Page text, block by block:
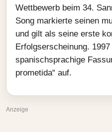
Wettbewerb beim 34.
Song markierte seinen
und gilt als seine erste
Erfolgserscheinung.
spanischsprachige
prometida“ auf.
Anzeige